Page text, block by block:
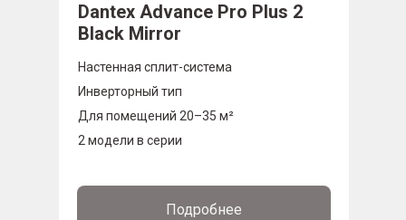
Dantex Advance Pro Plus 2
Black Mirror
Настенная сплит-система
Инверторный тип
Для помещений 20–35 м²
2 модели в серии
Подробнее